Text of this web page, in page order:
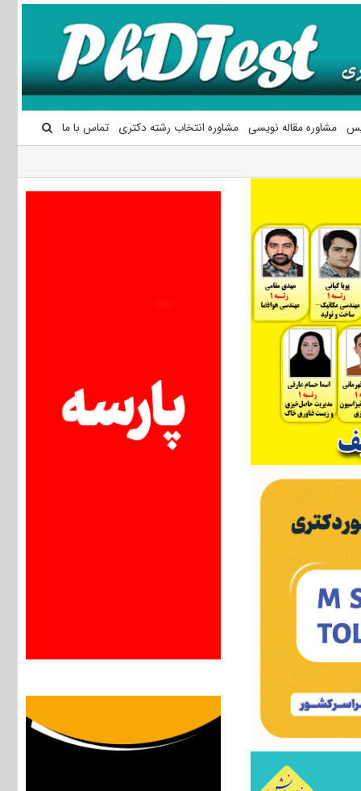
مشاوره مقاله نویسی مشاوره انتخاب رشته دکتری تماس با ما